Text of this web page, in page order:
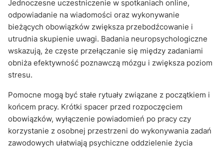
Jednoczesne uczestniczenie w spotkaniach online,
odpowiadanie na wiadomości oraz wykonywanie
bieżących obowiązków zwiększa przebodźcowanie i
utrudnia skupienie uwagi. Badania neuropsychologiczne
wskazują, że częste przełączanie się między zadaniami
obniża efektywność poznawczą mózgu i zwiększa poziom
stresu.
Pomocne mogą być stałe rytuały związane z początkiem i
końcem pracy. Krótki spacer przed rozpoczęciem
obowiązków, wyłączenie powiadomień po pracy czy
korzystanie z osobnej przestrzeni do wykonywania zadań
zawodowych ułatwiają psychiczne oddzielenie życia